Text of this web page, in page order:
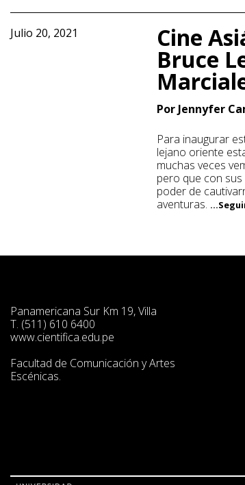
Julio 20, 2021 Cine
Bruce
Por Jennyfer
Para inaugurar
lejano oriente
muchas veces
pero que con
poder de
aventuras.
Panamericana Sur Km 19, Villa
T. (511) 610 6400
www.cientifica.edu.pe
Facultad de Comunicación y Artes
Escénicas.